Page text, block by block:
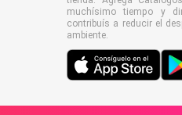
muchísimo tiempo y
contribuís a reducir el
ambiente.